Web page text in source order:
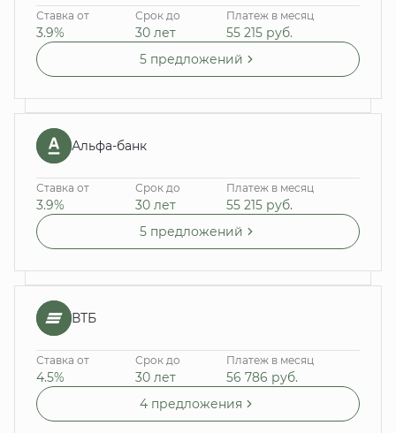
Ставка от
3.9%
Срок до
30 лет
Платеж в месяц
55 215 руб.
5 предложений
Альфа-банк
Ставка от
3.9%
Срок до
30 лет
Платеж в месяц
55 215 руб.
5 предложений
ВТБ
Ставка от
4.5%
Срок до
30 лет
Платеж в месяц
56 786 руб.
4 предложения